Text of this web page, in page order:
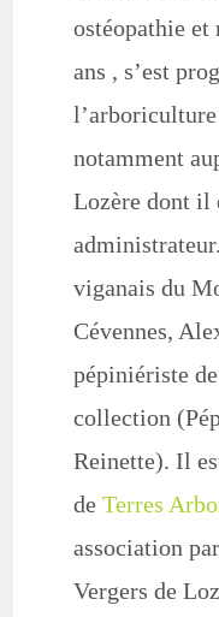
ostéopathie et
ans , s’est
notamment
Lozère dont il
viganais du
Cévennes,
pépiniériste
collection
Reinette). Il
deTerres
association
Vergers de